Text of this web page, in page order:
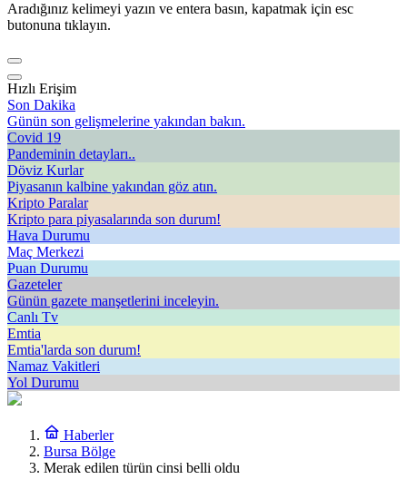
Aradığınız kelimeyi yazın ve entera basın, kapatmak için esc
butonuna tıklayın.
Hızlı Erişim
Son Dakika
Günün son gelişmelerine yakından bakın.
Covid 19
Pandeminin detayları..
Döviz Kurlar
Piyasanın kalbine yakından göz atın.
Kripto Paralar
Kripto para piyasalarında son durum!
Hava Durumu
Maç Merkezi
Puan Durumu
Gazeteler
Günün gazete manşetlerini inceleyin.
Canlı Tv
Emtia
Emtia'larda son durum!
Namaz Vakitleri
Yol Durumu
Haberler
Bursa Bölge
Merak edilen türün cinsi belli oldu